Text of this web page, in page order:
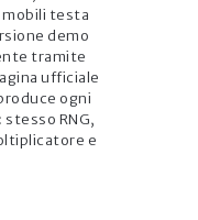
testa
demo
tramite
ufficiale
ogni
RNG,
e